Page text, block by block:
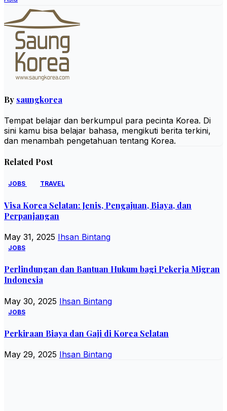
By saungkorea
Tempat belajar dan berkumpul para pecinta Korea. Di
sini kamu bisa belajar bahasa, mengikuti berita terkini,
dan menambah pengetahuan tentang Korea.
Related Post
JOBS TRAVEL
Visa Korea Selatan: Jenis, Pengajuan, Biaya, dan
Perpanjangan
May 31, 2025 Ihsan Bintang
JOBS
Perlindungan dan Bantuan Hukum bagi Pekerja Migran
Indonesia
May 30, 2025 Ihsan Bintang
JOBS
Perkiraan Biaya dan Gaji di Korea Selatan
May 29, 2025 Ihsan Bintang